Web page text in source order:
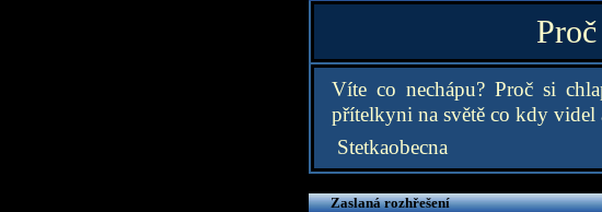
Víte co nechápu? Proč si
přítelkyni na světě co kdy videl
Stetkaobecna
Zaslaná rozhřešení